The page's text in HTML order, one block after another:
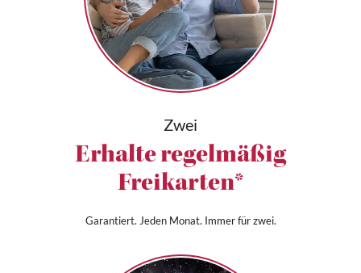
Zwei
Erhalte regelmäßig
Freikarten*
Garantiert. Jeden Monat. Immer für zwei.